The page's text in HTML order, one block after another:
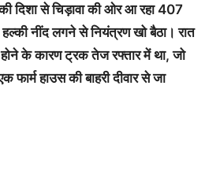
दिशा से चिड़ावा की ओर आ रहा 407
नींद लगने से नियंत्रण खो बैठा। रात
के कारण ट्रक तेज रफ्तार में था, जो
हाउस की बाहरी दीवार से जा